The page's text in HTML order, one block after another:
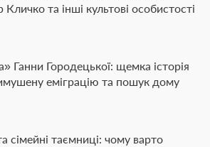
та інші культові особистості
Ганни Городецької: щемка історія
еміграцію та пошук дому
сімейні таємниці: чому варто